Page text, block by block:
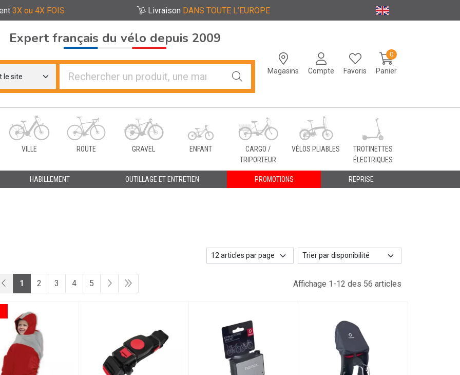
3X ou 4X FOIS Livraison DANS TOUTE L’EUROPE
distributeurs de vélo
Magasins Compte Favoris Panier
0
Expert français du vélo depuis 2009
VILLE ROUTE GRAVEL ENFANT
CARGO /
TRIPORTEUR
VÉLOS PLIABLES
TROTINETTES
ÉLECTRIQUES
HABILLEMENT OUTILLAGE ET ENTRETIEN PROMOTIONS REPRISE
Affichage 1-12 des 56 articles
1 2 3 4 5